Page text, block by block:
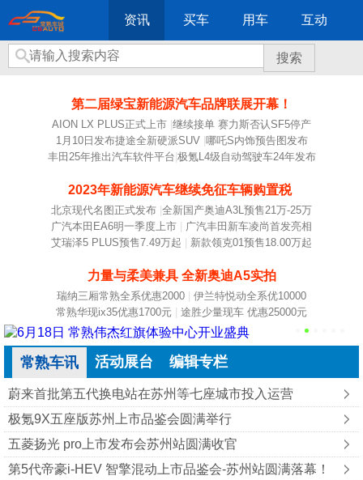
资讯 买车 用车 互动
搜索
第二届绿宝新能源汽车品牌联展开幕！
AION LX PLUS正式上市 继续接单 赛力斯否认SF5停产
1月10日发布捷途全新硬派SUV| 哪吒S内饰预告图发布
丰田25年推出汽车软件平台 极氪L4级自动驾驶车24年发布
2023年新能源汽车继续免征车辆购置税
北京现代名图正式发布 全新国产奥迪A3L预售21万-25万
广汽本田EA6明一季度上市
广汽丰田新车凌尚首发亮相
艾瑞泽5 PLUS预售7.49万起
新款领克01预售18.00万起
力量与柔美兼具 全新奥迪A5实拍
瑞纳三厢常熟全系优惠2000
伊兰特悦动全系优10000
常熟华现ix35优惠1700元
途胜少量现车 优惠25000元
常熟车讯 活动展台 编辑专栏
蔚来首批第五代换电站在苏州等七座城市投入运营
极氪9X五座版苏州上市品鉴会圆满举行
五菱扬光 pro上市发布会苏州站圆满收官
第5代帝豪i-HEV 智擎混动上市品鉴会-苏州站圆满落幕！